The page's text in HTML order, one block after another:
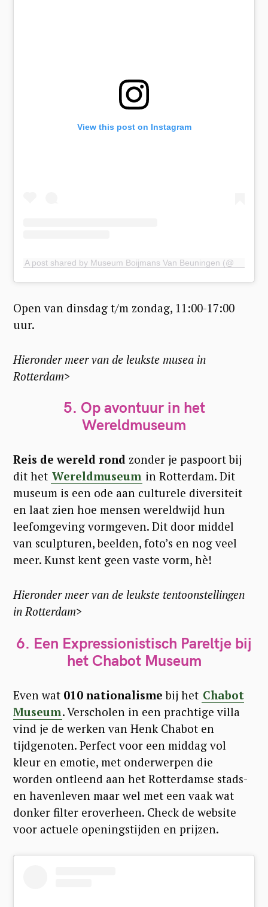
View this post on Instagram
Open van dinsdag t/m zondag, 11:00-17:00
uur.
Hieronder meer van de leukste musea in
Rotterdam>
5. Op avontuur in het
Wereldmuseum
Reis de wereld rond zonder je paspoort bij
dit het Wereldmuseum in Rotterdam. Dit
museum is een ode aan culturele diversiteit
en laat zien hoe mensen wereldwijd hun
leefomgeving vormgeven. Dit door middel
van sculpturen, beelden, foto’s en nog veel
meer. Kunst kent geen vaste vorm, hè!
Hieronder meer van de leukste tentoonstellingen
in Rotterdam>
6. Een Expressionistisch Pareltje bij
het Chabot Museum
Even wat 010 nationalisme bij het Chabot
Museum. Verscholen in een prachtige villa
vind je de werken van Henk Chabot en
tijdgenoten. Perfect voor een middag vol
kleur en emotie, met onderwerpen die
worden ontleend aan het Rotterdamse stads-
en havenleven maar wel met een vaak wat
donker filter eroverheen. Check de website
voor actuele openingstijden en prijzen.
e
a
r
c
h
f
r
: